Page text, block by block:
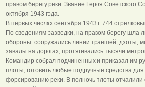
правом берегу реки. Звание Героя Советского
октября 1943 года.
В первых числах сентября 1943 г. 744
По сведениям разведки, на правом берегу шла
обороны: сооружались линии траншей, дзоты,
завалы на дорогах, протягивались тысячи
Командир собрал подчиненных и приказал им
плоты, готовить любые подручные средства для
форсированию реки. В полночь плоты отчалили